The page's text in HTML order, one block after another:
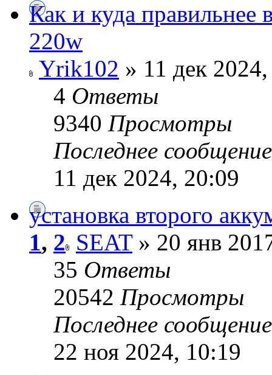
Как и куда правильнее
220w
Yrik102 » 11 дек
4 Ответы
9340 Просмотры
Последнее
11 дек 2024, 20:09
установка второго
1, 2 SEAT» 20 янв
35 Ответы
20542 Просмотры
Последнее
22 ноя 2024, 10:19